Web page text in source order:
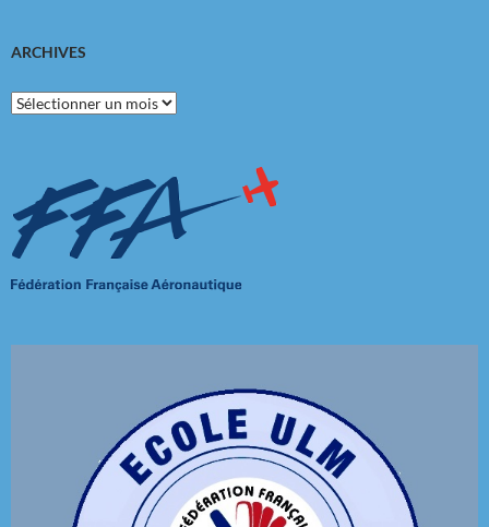
ARCHIVES
Archives